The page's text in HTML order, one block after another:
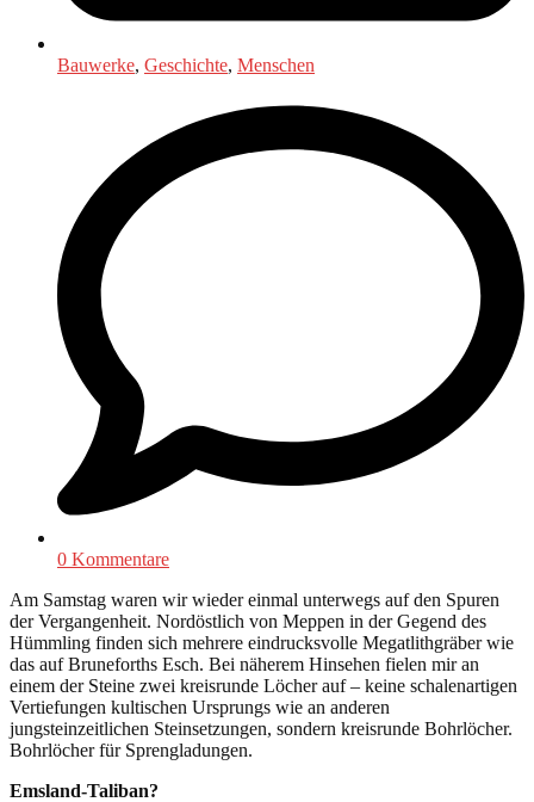
Bauwerke, Geschichte, Menschen
0 Kommentare
Am Samstag waren wir wieder einmal unterwegs auf den Spuren
der Vergangenheit. Nordöstlich von Meppen in der Gegend des
Hümmling finden sich mehrere eindrucksvolle Megatlithgräber wie
das auf Bruneforths Esch. Bei näherem Hinsehen fielen mir an
einem der Steine zwei kreisrunde Löcher auf – keine schalenartigen
Vertiefungen kultischen Ursprungs wie an anderen
jungsteinzeitlichen Steinsetzungen, sondern kreisrunde Bohrlöcher.
Bohrlöcher für Sprengladungen.
Emsland-Taliban?